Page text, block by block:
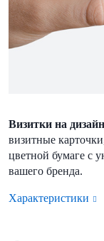
Визитки на
визитные
цветной бумаге с
вашего бренда.
Характеристики